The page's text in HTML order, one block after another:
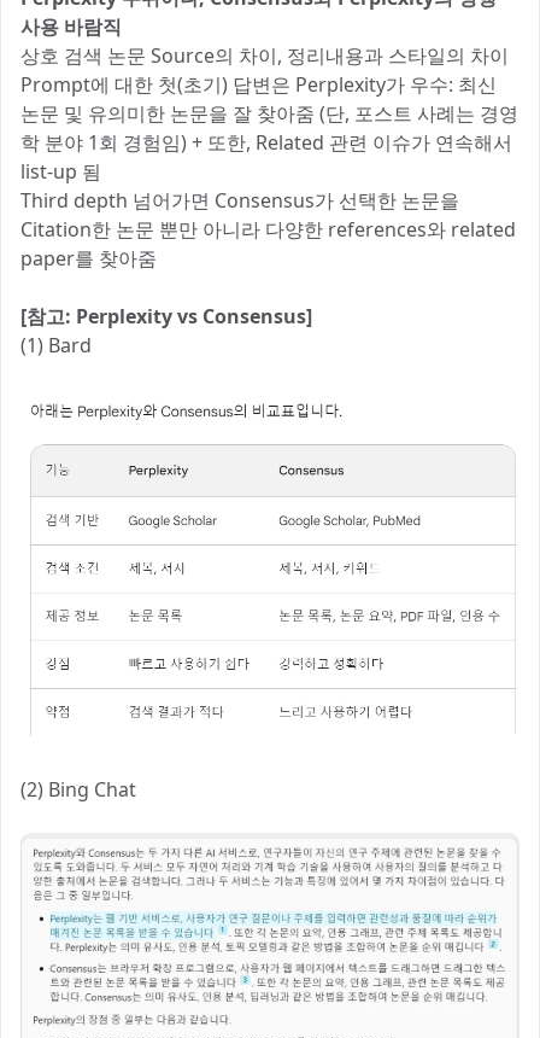
사용 바람직
상호 검색 논문 Source의 차이, 정리내용과 스타일의 차이
Prompt에 대한 첫(초기) 답변은 Perplexity가 우수: 최신
논문 및 유의미한 논문을 잘 찾아줌 (단, 포스트 사례는 경영
학 분야 1회 경험임) + 또한, Related 관련 이슈가 연속해서
list-up 됨
Third depth 넘어가면 Consensus가 선택한 논문을
Citation한 논문 뿐만 아니라 다양한 references와 related
paper를 찾아줌
[참고: Perplexity vs Consensus]
(1) Bard
(2) Bing Chat